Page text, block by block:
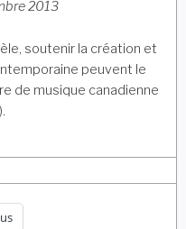
2013
soutenir la création et
peuvent le
de musique canadienne